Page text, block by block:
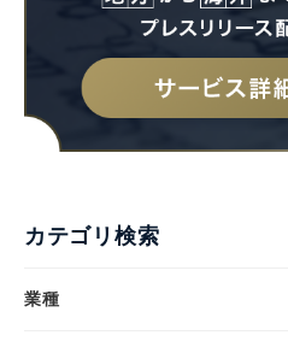
カテゴリ検索
業種